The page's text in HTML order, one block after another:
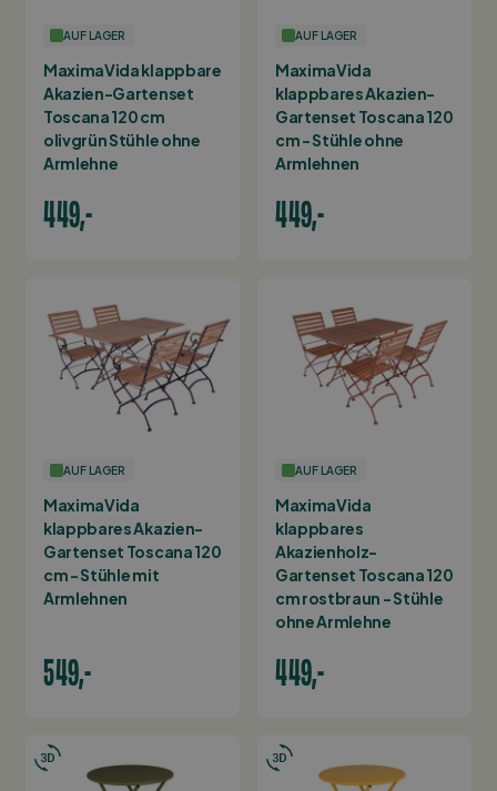
AUF LAGER
MaximaVida klappbare
Akazien-Gartenset
Toscana 120 cm
olivgrün Stühle ohne
Armlehne
449,-
AUF LAGER
MaximaVida
klappbares Akazien-
Gartenset Toscana 120
cm - Stühle ohne
Armlehnen
449,-
AUF LAGER
MaximaVida
klappbares Akazien-
Gartenset Toscana 120
cm - Stühle mit
Armlehnen
549,-
AUF LAGER
MaximaVida
klappbares
Akazienholz-
Gartenset Toscana 120
cm rostbraun - Stühle
ohne Armlehne
449,-